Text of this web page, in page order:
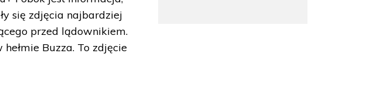
się zdjęcia najbardziej
przed lądownikiem.
Buzza. To zdjęcie